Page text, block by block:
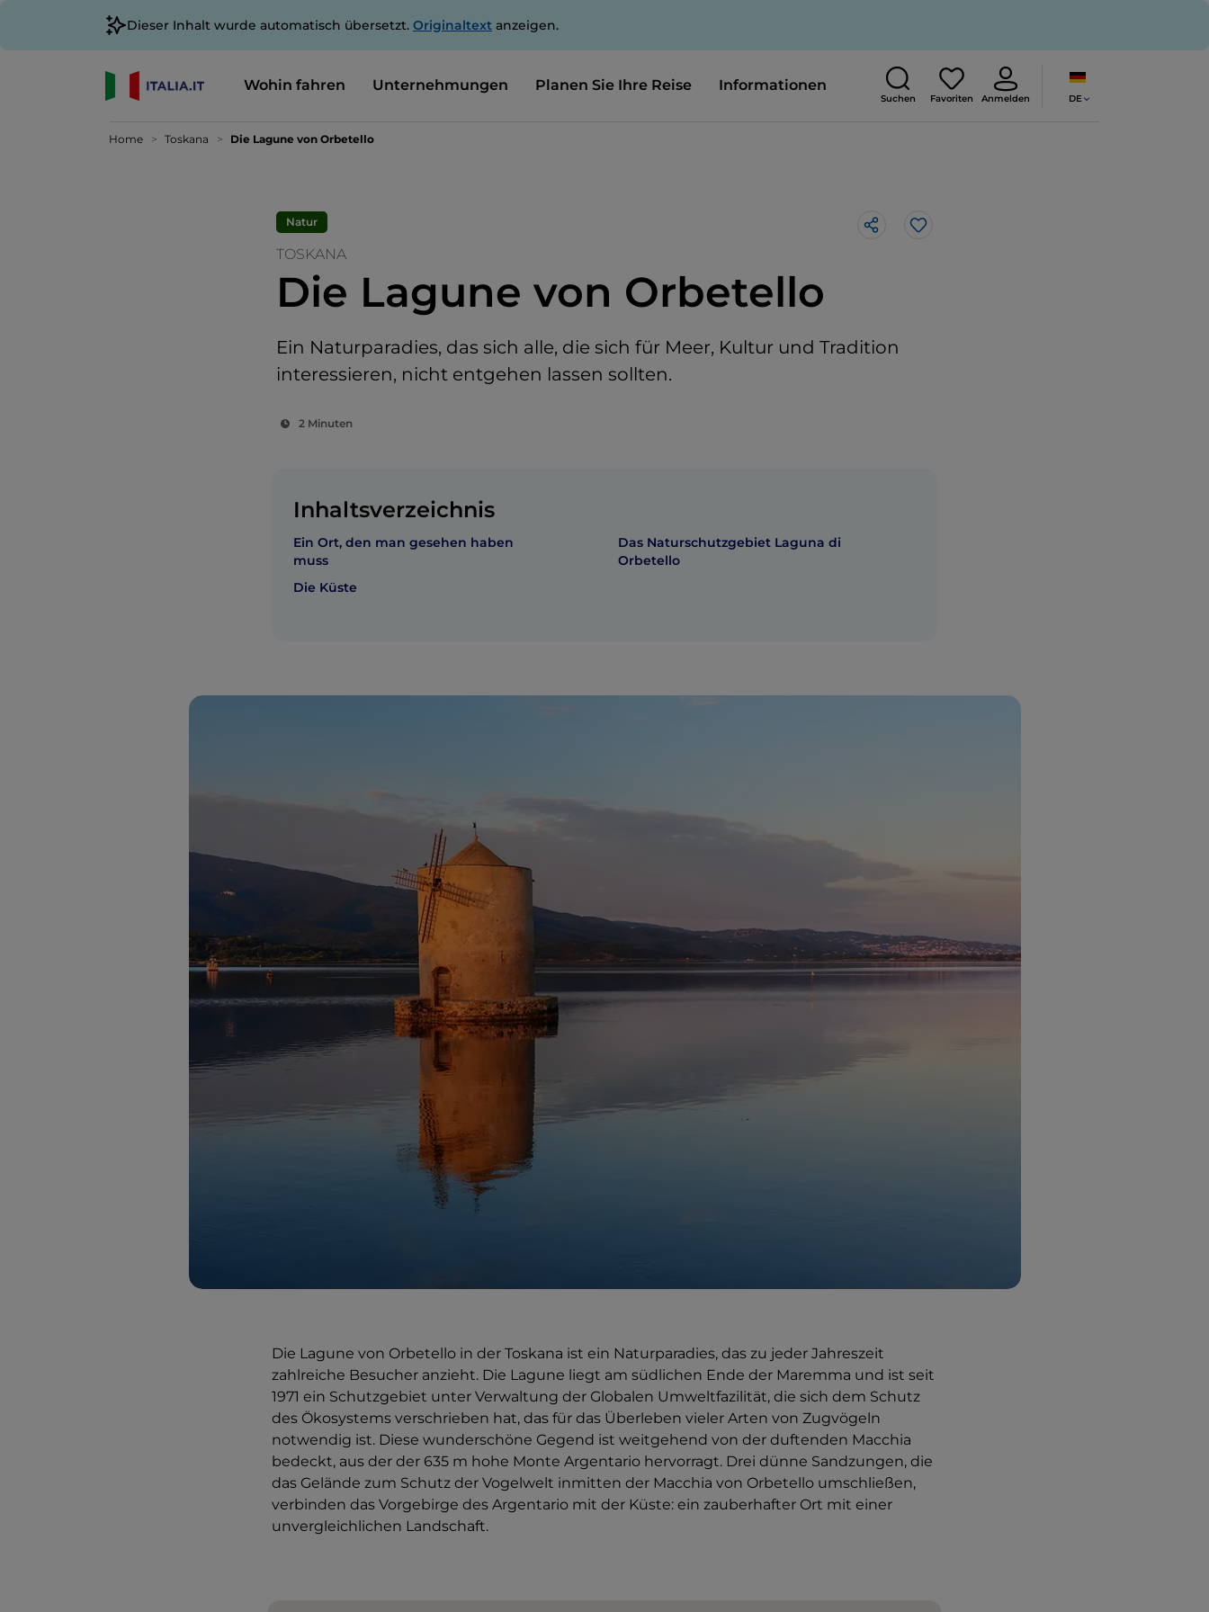
Dieser Inhalt wurde automatisch übersetzt. Originaltext anzeigen.
Wohin fahren Unternehmungen Planen Sie Ihre Reise Informationen
Suchen Favoriten Anmelden DE
Home Toskana Die Lagune von Orbetello
Natur
TOSKANA
Die Lagune von Orbetello
Ein Naturparadies, das sich alle, die sich für Meer, Kultur und Tradition
interessieren, nicht entgehen lassen sollten.
2 Minuten
Like
Inhaltsverzeichnis
Ein Ort, den man gesehen haben
muss
Die Küste
Das Naturschutzgebiet Laguna di
Orbetello
Die Lagune von Orbetello in der Toskana ist ein Naturparadies, das zu jeder Jahreszeit
zahlreiche Besucher anzieht. Die Lagune liegt am südlichen Ende der Maremma und ist seit
1971 ein Schutzgebiet unter Verwaltung der Globalen Umweltfazilität, die sich dem Schutz
des Ökosystems verschrieben hat, das für das Überleben vieler Arten von Zugvögeln
notwendig ist. Diese wunderschöne Gegend ist weitgehend von der duftenden Macchia
bedeckt, aus der der 635 m hohe Monte Argentario hervorragt. Drei dünne Sandzungen, die
das Gelände zum Schutz der Vogelwelt inmitten der Macchia von Orbetello umschließen,
verbinden das Vorgebirge des Argentario mit der Küste: ein zauberhafter Ort mit einer
unvergleichlichen Landschaft.